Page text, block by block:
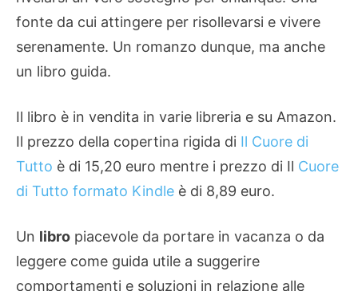
fonte da cui attingere per risollevarsi e vivere
serenamente. Un romanzo dunque, ma anche
un libro guida.
Il libro è in vendita in varie libreria e su Amazon.
Il prezzo della copertina rigida di Il Cuore di
Tutto è di 15,20 euro mentre i prezzo di Il Cuore
di Tutto formato Kindle è di 8,89 euro.
Un libro piacevole da portare in vacanza o da
leggere come guida utile a suggerire
comportamenti e soluzioni in relazione alle